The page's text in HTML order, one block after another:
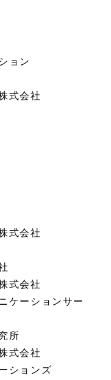
ョン
式会社
式会社
式会社
ケーションサー
所
式会社
ションズ